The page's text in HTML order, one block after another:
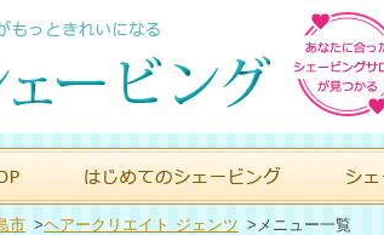
市 >ヘアークリエイト ジェンツ > メニュー一覧